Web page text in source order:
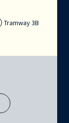
Tramway 3B